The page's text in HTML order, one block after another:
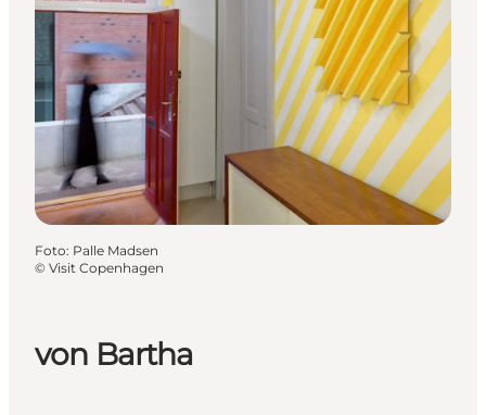
Aktiviteter
Spis & drik
Områder
Planlæg din tur
CopenPay
Copenhagen Card
von Bartha
Foto: Palle Madsen
© Visit Copenhagen